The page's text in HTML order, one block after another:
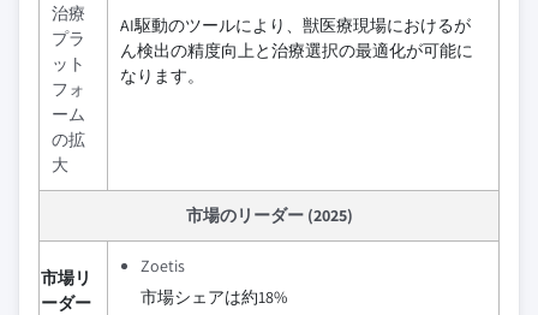
治療
プラ
ット
フォ
ーム
の拡
大
AI駆動のツールにより、獣医療現場におけるが
ん検出の精度向上と治療選択の最適化が可能に
なります。
市場のリーダー (2025)
市場リ
ーダー
Zoetis
市場シェアは約18%